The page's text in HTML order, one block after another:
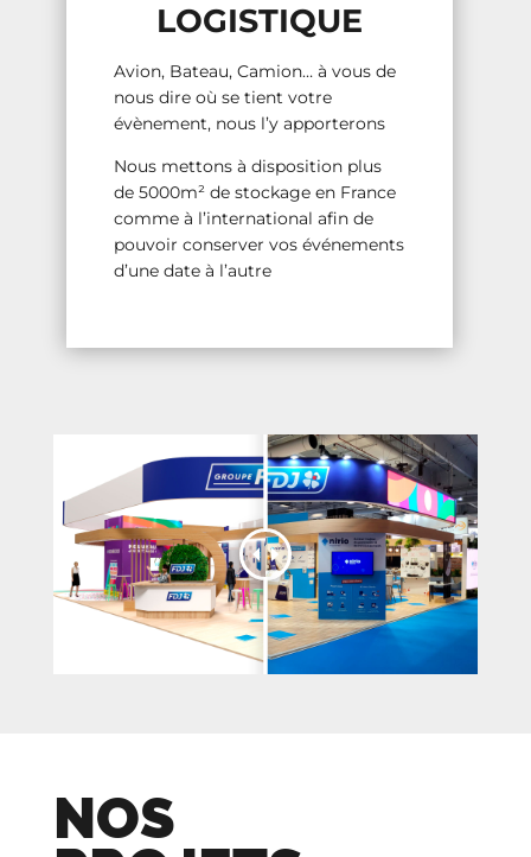
LOGISTIQUE
Avion, Bateau, Camion… à vous de
nous dire où se tient votre
évènement, nous l’y apporterons
Nous mettons à disposition plus
de 5000m² de stockage en France
comme à l’international afin de
pouvoir conserver vos événements
d’une date à l’autre
NOS